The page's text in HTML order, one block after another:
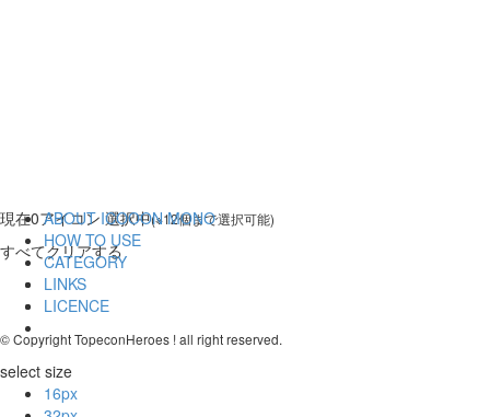
現在0アイコン 選択中(※12個まで選択可能)
すべてクリアする
select size
16px
ABOUT ICOOON MONO
HOW TO USE
CATEGORY
LINKS
LICENCE
© Copyright TopeconHeroes ! all right reserved.